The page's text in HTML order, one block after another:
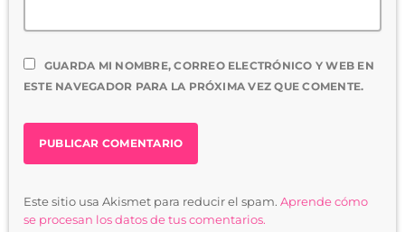
GUARDA MI NOMBRE, CORREO ELECTRÓNICO Y WEB EN
ESTE NAVEGADOR PARA LA PRÓXIMA VEZ QUE COMENTE.
Este sitio usa Akismet para reducir el spam. Aprende cómo
se procesan los datos de tus comentarios.